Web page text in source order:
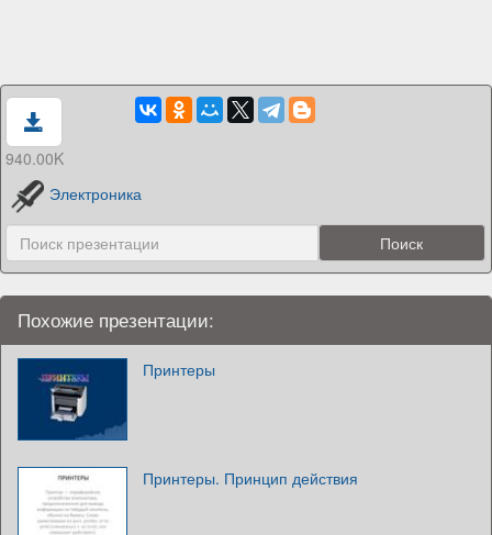
940.00K
Электроника
Похожие презентации:
Принтеры
Принтеры. Принцип действия